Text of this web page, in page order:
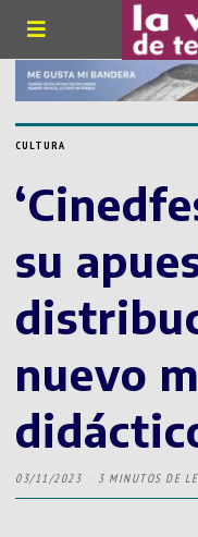
CULTURA
su
nuevo
03/11/2023 3 MINUTOS DE